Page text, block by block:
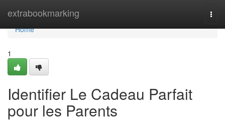
extrabookmarking
Home
Home
1
Identifier Le Cadeau Parfait
pour les Parents